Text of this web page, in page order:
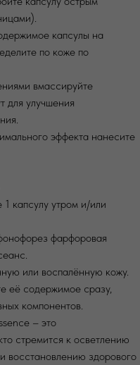
капсулы на
по коже по
вмассируйте
для улучшения
эффекта нанесите
капсулу утром и/или
фарфоровая
или воспалённую кожу.
её содержимое сразу,
компонентов.
– это
стремится к осветлению
восстановлению здорового